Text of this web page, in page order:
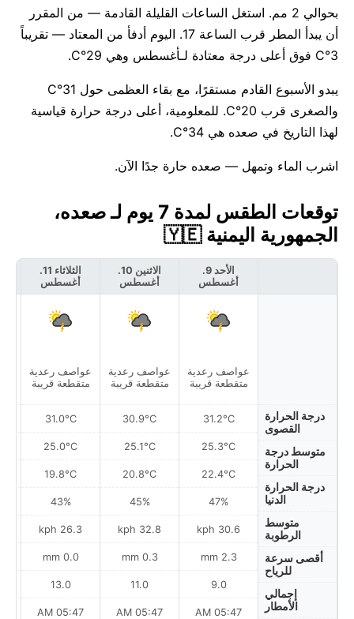
بحوالي 2 مم. استغل الساعات القليلة القادمة — من المقرر
أن يبدأ المطر قرب الساعة 17. اليوم أدفأ من المعتاد — تقريباً
3°C فوق أعلى درجة معتادة لـأغسطس وهي 29°C.
يبدو الأسبوع القادم مستقرًا، مع بقاء العظمى حول 31°C
والصغرى قرب 20°C. للمعلومية، أعلى درجة حرارة قياسية
لهذا التاريخ في صعده هي 34°C.
اشرب الماء وتمهل — صعده حارة جدًا الآن.
توقعات الطقس لمدة 7 يوم لـ صعده،
الجمهورية اليمنية 🇾🇪
درجة الحرارة
القصوى
متوسط درجة
الحرارة
درجة الحرارة
الدنيا
متوسط
الرطوبة
أقصى سرعة
للرياح
إجمالي
الأمطار
الأحد 9.
أغسطس
عواصف رعدية
متقطعة قريبة
31.2°C
25.3°C
22.4°C
47%
30.6 kph
2.3 mm
9.0
05:47 AM
الاثنين 10.
أغسطس
عواصف رعدية
متقطعة قريبة
30.9°C
25.1°C
20.8°C
45%
32.8 kph
0.3 mm
11.0
05:47 AM
الثلاثاء 11.
أغسطس
عواصف رعدية
متقطعة قريبة
31.0°C
25.0°C
19.8°C
43%
26.3 kph
0.0 mm
13.0
05:47 AM